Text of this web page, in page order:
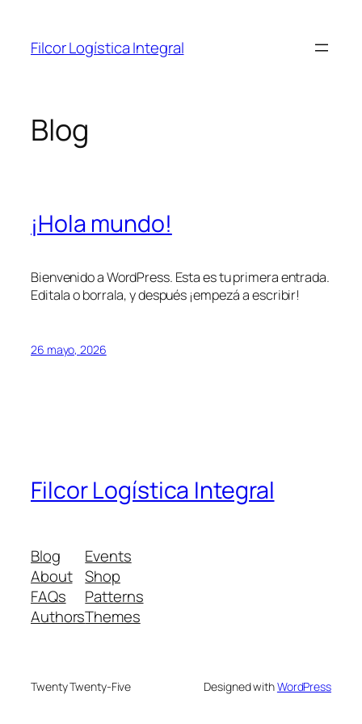
contenido
Filcor Logística Integral
Blog
¡Hola mundo!
Bienvenido a WordPress. Esta es tu primera entrada.
Editala o borrala, y después ¡empezá a escribir!
26 mayo, 2026
Filcor Logística Integral
Blog
About
FAQs
Authors
Events
Shop
Patterns
Themes
Twenty Twenty-Five Designed withWordPress